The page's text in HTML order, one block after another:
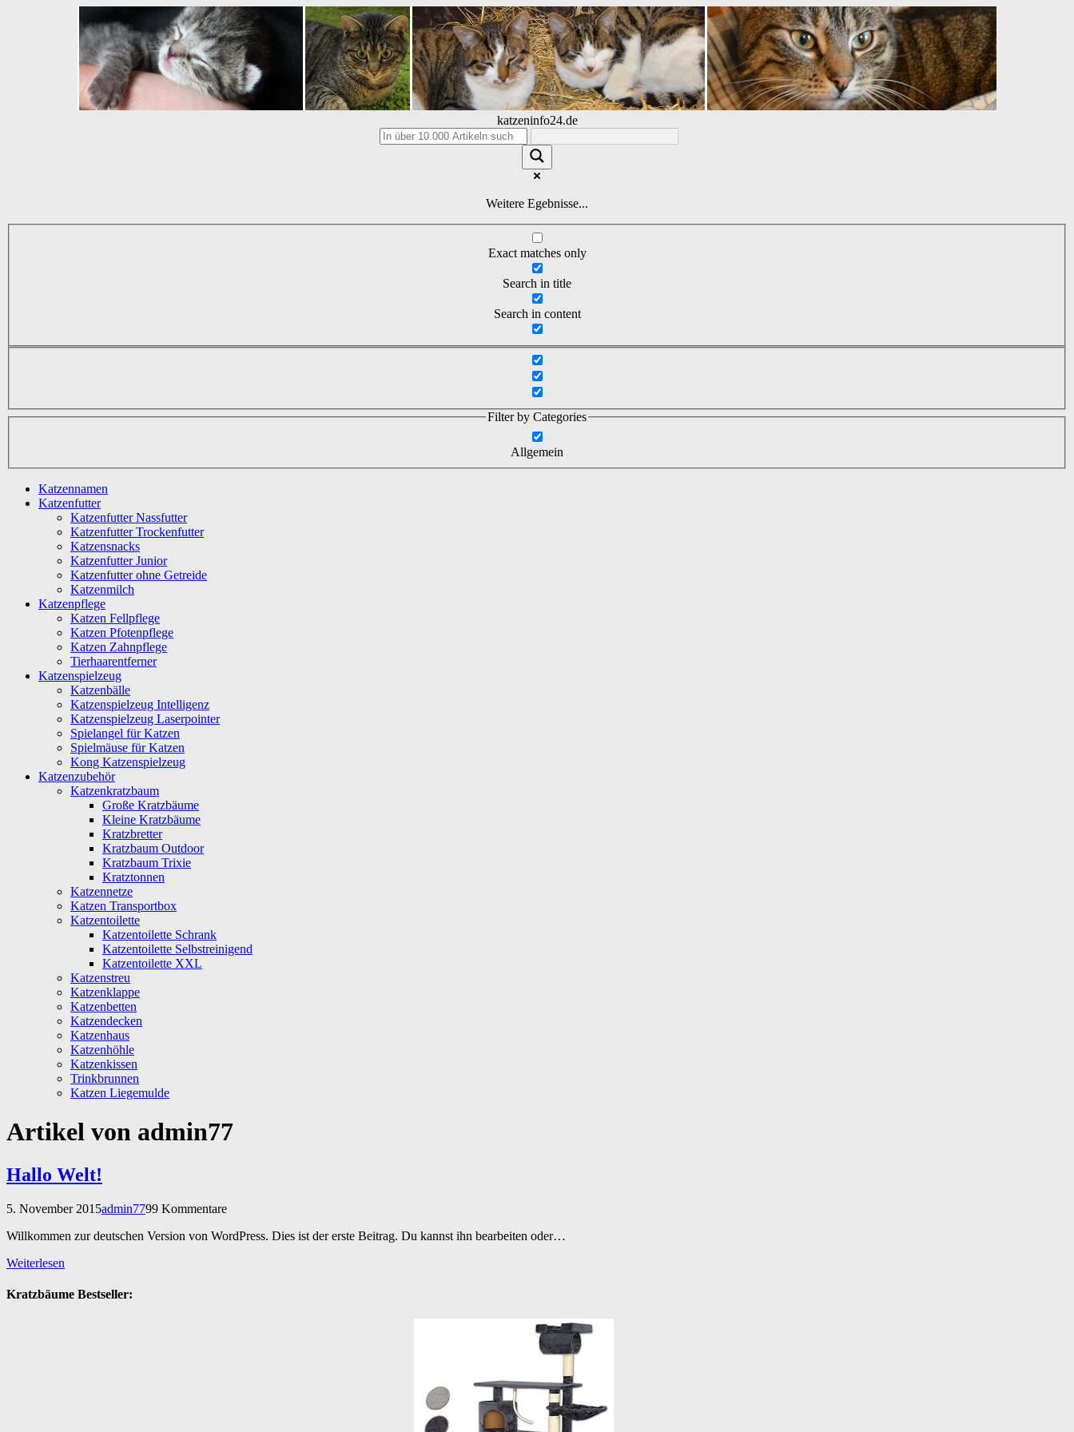
katzeninfo24.de
Weitere Egebnisse...
Exact matches only
Search in title
Search in content
Filter by Categories
Allgemein
Katzennamen
Katzenfutter
Katzenfutter Nassfutter
Katzenfutter Trockenfutter
Katzensnacks
Katzenfutter Junior
Katzenfutter ohne Getreide
Katzenmilch
Katzenpflege
Katzen Fellpflege
Katzen Pfotenpflege
Katzen Zahnpflege
Tierhaarentferner
Katzenspielzeug
Katzenbälle
Katzenspielzeug Intelligenz
Katzenspielzeug Laserpointer
Spielangel für Katzen
Spielmäuse für Katzen
Kong Katzenspielzeug
Katzenzubehör
Katzenkratzbaum
Große Kratzbäume
Kleine Kratzbäume
Kratzbretter
Kratzbaum Outdoor
Kratzbaum Trixie
Kratztonnen
Katzennetze
Katzen Transportbox
Katzentoilette
Katzentoilette Schrank
Katzentoilette Selbstreinigend
Katzentoilette XXL
Katzenstreu
Katzenklappe
Katzenbetten
Katzendecken
Katzenhaus
Katzenhöhle
Katzenkissen
Trinkbrunnen
Katzen Liegemulde
Artikel von admin77
Hallo Welt!
5. November 2015admin7799 Kommentare
Willkommen zur deutschen Version von WordPress. Dies ist der erste Beitrag. Du kannst ihn bearbeiten oder…
Weiterlesen
Kratzbäume Bestseller: